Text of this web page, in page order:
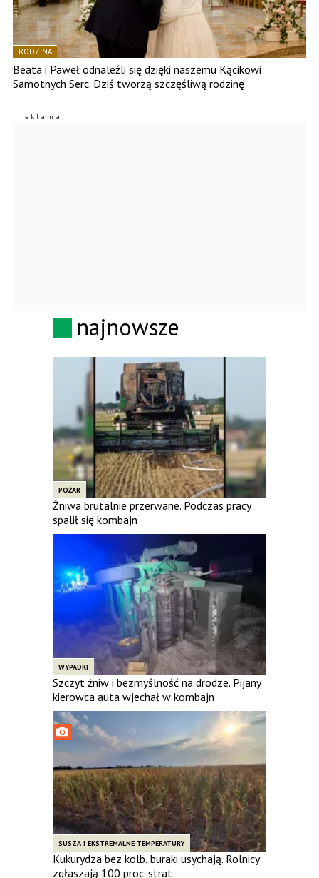
RODZINA
Beata i Paweł odnaleźli się dzięki naszemu Kącikowi
Samotnych Serc. Dziś tworzą szczęśliwą rodzinę
najnowsze
POŻAR
Żniwa brutalnie przerwane. Podczas pracy
spalił się kombajn
WYPADKI
Szczyt żniw i bezmyślność na drodze. Pijany
kierowca auta wjechał w kombajn
SUSZA I EKSTREMALNE TEMPERATURY
Kukurydza bez kolb, buraki usychają. Rolnicy
zgłaszają 100 proc. strat